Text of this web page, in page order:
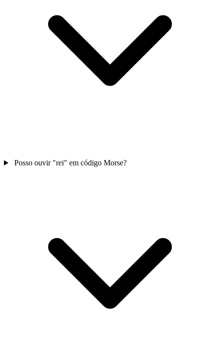
Posso ouvir "rei" em código Morse?